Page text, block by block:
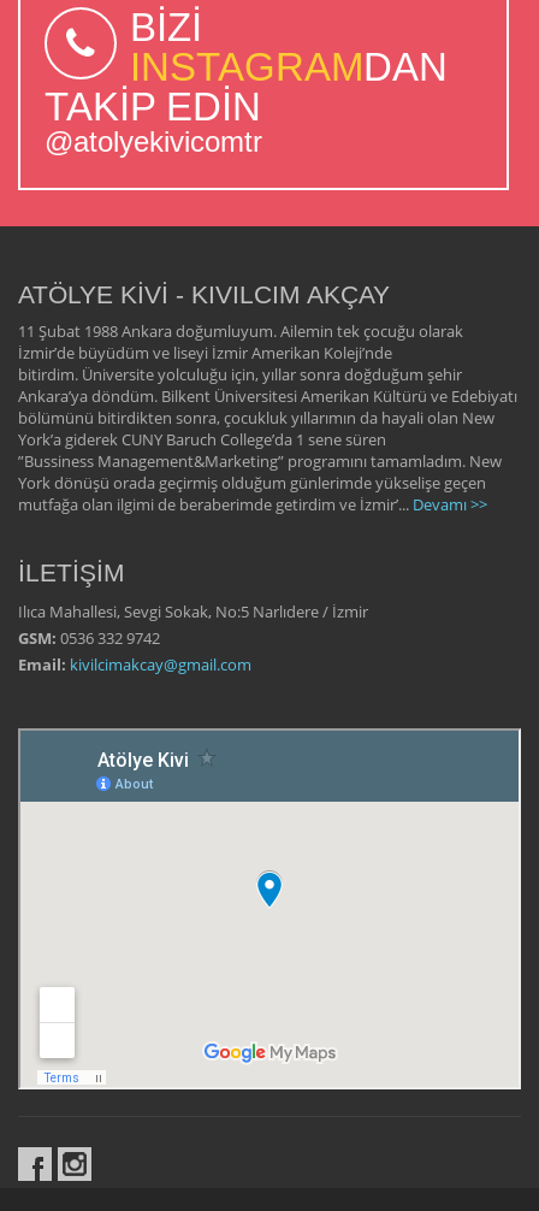
BİZİ
INSTAGRAMDAN
TAKİP EDİN
@atolyekivicomtr
ATÖLYE KİVİ - KIVILCIM AKÇAY
11 Şubat 1988 Ankara doğumluyum. Ailemin tek çocuğu olarak
İzmir’de büyüdüm ve liseyi İzmir Amerikan Koleji’nde
bitirdim. Üniversite yolculuğu için, yıllar sonra doğduğum şehir
Ankara’ya döndüm. Bilkent Üniversitesi Amerikan Kültürü ve Edebiyatı
bölümünü bitirdikten sonra, çocukluk yıllarımın da hayali olan New
York’a giderek CUNY Baruch College’da 1 sene süren
”Bussiness Management&Marketing” programını tamamladım. New
York dönüşü orada geçirmiş olduğum günlerimde yükselişe geçen
mutfağa olan ilgimi de beraberimde getirdim ve İzmir’... Devamı >>
İLETİŞİM
Ilıca Mahallesi, Sevgi Sokak, No:5 Narlıdere / İzmir
GSM: 0536 332 9742
Email: kivilcimakcay@gmail.com